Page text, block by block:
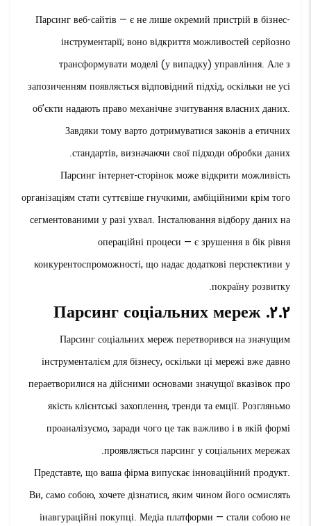
Парсинг веб-сайтів — є не лише окремий пристрій в бізнес-
інструментарії; воно відкриття можливостей серйозно
трансформувати моделі (у випадку) управління. Але з
запозиченням появляється відповідний підхід, оскільки не усі
об’єкти надають право механічне зчитування власних даних.
Завдяки тому варто дотримуватися законів а етичних
стандартів, визначаючи свої підходи обробки даних.
Парсинг інтернет-сторінок може відкрити можливість
організаціям стати суттєвіше гнучкими, амбіційними крім того
сегментованими у разі ухвал. Інсталювання відбору даних на
операційні процеси — є зрушення в бік рівня
конкурентоспроможності, що надає додаткові перспективи у
покраїну розвитку.
2.2. Парсинг соціальних мереж
Парсинг соціальних мереж перетворився на значущим
інструменталієм для бізнесу, оскільки ці мережі вже давно
пераетворилися на дійсними основами значущої вказівок про
якість клієнтські захоплення, тренди та емції. Розгляньмо
проаналізуємо, заради чого це так важливо і в якій формі
проявляється парсинг у соціальних мережах.
Представте, що ваша фірма випускає інноваційний продукт.
Ви, само собою, хочете дізнатися, яким чином його осмислять
інавгураційні покупці. Медіа платформи — стали собою не